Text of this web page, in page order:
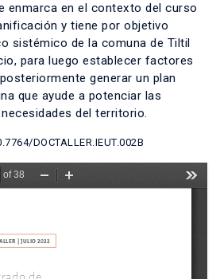
enmarca en el contexto del curso
y tiene por objetivo
sistémico de la comuna de Tiltil
para luego establecer factores
generar un plan
que ayude a potenciar las
del territorio.
DOCTALLER.IEUT.002B